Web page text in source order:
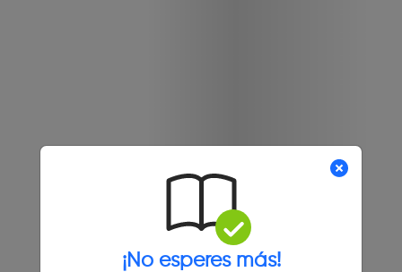
¡No esperes más!